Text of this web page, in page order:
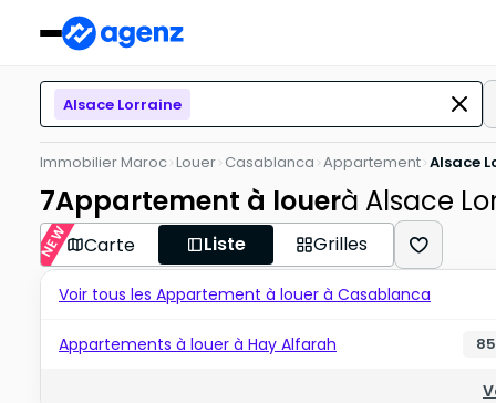
Alsace Lorraine
Immobilier Maroc Louer Casablanca Appartement Alsace
7Appartement à louerà Alsace
NEW Carte Liste Grilles
Voir tous les Appartement à louer à Casablanca
Appartements à louer à Hay Alfarah 85